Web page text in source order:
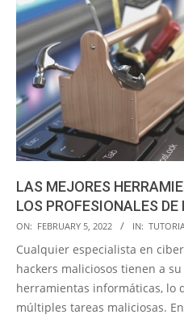
LAS MEJORES
LOS PROFESIONALES DE
2022-
02-
05
ON: FEBRUARY 5, 2022 IN:
Cualquier especialista en
hackers maliciosos tienen a
herramientas informáticas, lo
múltiples tareas maliciosas.